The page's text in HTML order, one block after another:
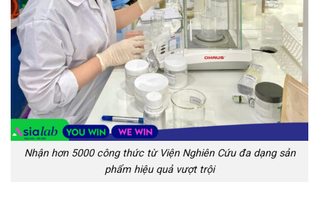
Nhận hơn 5000 công thức từ Viện Nghiên Cứu đa dạng sản
phẩm hiệu quả vượt trội